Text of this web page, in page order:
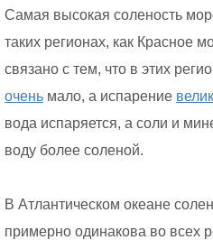
Самая высокая соленость
таких регионах, как Красное
связано с тем, что в этих
очень мало, а испарение
вода испаряется, а соли и
воду более соленой.
В Атлантическом океане
примерно одинакова во всех